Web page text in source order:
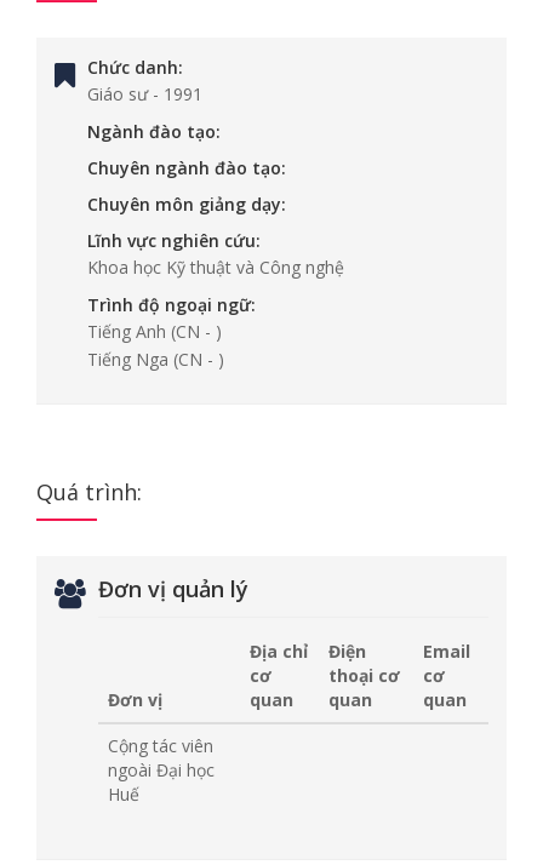
Chức danh:
Giáo sư- 1991
Ngành đào tạo:
Chuyên ngành đào tạo:
Chuyên môn giảng dạy:
Lĩnh vực nghiên cứu:
Khoa học Kỹ thuật và Công nghệ
Trình độ ngoại ngữ:
Tiếng Anh (CN - )
Tiếng Nga (CN - )
Quá trình:
Đơn vị quản lý
Đơn vị
Địa chỉ
cơ
quan
Điện
thoại cơ
quan
Email
cơ
quan
Cộng tác viên
ngoài Đại học
Huế